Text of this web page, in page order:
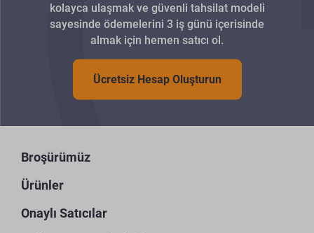
kolayca ulaşmak ve güvenli tahsilat modeli
sayesinde ödemelerini 3 iş günü içerisinde
almak için hemen satıcı ol.
Ücretsiz Hesap Oluşturun
Broşürümüz
Ürünler
Onaylı Satıcılar